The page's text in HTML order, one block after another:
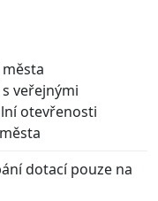
veřejnými
otevřenosti
dotací pouze na